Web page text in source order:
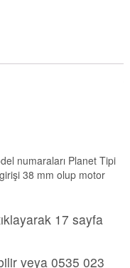
numaraları Planet Tipi
38 mm olup motor
17 sayfa
veya 0535 023